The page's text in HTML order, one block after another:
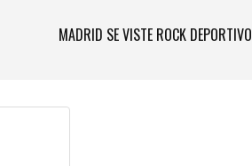
MADRID SE VISTE ROCK DEPORTIVO